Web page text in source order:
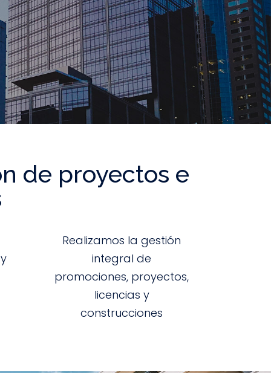
de proyectos e
Realizamos la gestión
integral de
promociones, proyectos,
licencias y
construcciones